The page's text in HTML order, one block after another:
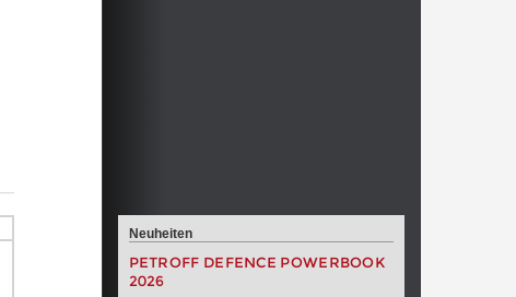
Neuheiten
PETROFF DEFENCE POWERBOOK
2026